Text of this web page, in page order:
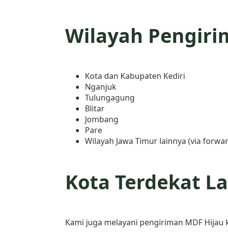
Wilayah
Kota dan Kabupaten Kediri
Nganjuk
Tulungagung
Blitar
Jombang
Pare
Wilayah Jawa Timur lainnya (via
Kota Terdekat
Kami juga melayani pengiriman MDF Hijau